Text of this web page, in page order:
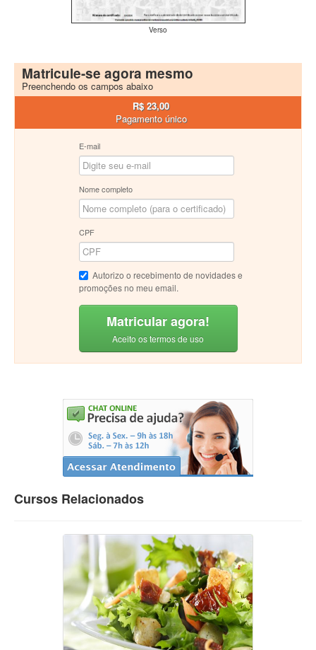
Verso
Matricule-se agora mesmo
Preenchendo os campos abaixo
R$ 23,00
Pagamento único
E-mail
Nome completo
CPF
Autorizo o recebimento de novidades e
promoções no meu email.
Matricular agora!
Aceito os termos de uso
Cursos Relacionados